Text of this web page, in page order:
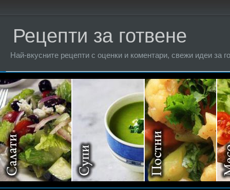
Рецепти за готвене
Най-вкусните рецепти с оценки и коментари, свежи идеи за